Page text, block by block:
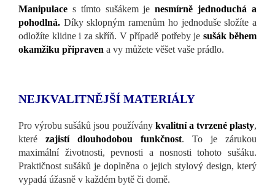
Manipulace s tímto sušákem jenesmírně jednoduchá a
pohodlná. Díky sklopným ramenům ho jednoduše složíte a
odložíte klidne i za skříň. V případě potřeby je sušák během
okamžiku připraven a vy můžete věšet vaše prádlo.
NEJKVALITNĚJŠÍ MATERIÁLY
Pro výrobu sušáků jsou používány kvalitní a tvrzené plasty,
které zajistí dlouhodobou funkčnost. To je zárukou
maximální životnosti, pevnosti a nosnosti tohoto sušáku.
Praktičnost sušáků je doplněna o jejich stylový design, který
vypadá úžasně v každém bytě či domě.